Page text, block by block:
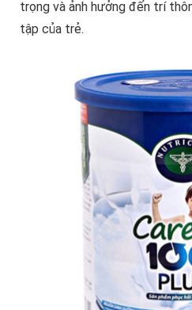
trọng và ảnh hưởng đến trí
tập của trẻ.